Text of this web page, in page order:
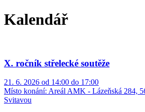
Kalendář
X. ročník střelecké soutěže
21. 6. 2026 od 14:00 do 17:00
Místo konání: Areál AMK - Lázeňská 284,
Svitavou